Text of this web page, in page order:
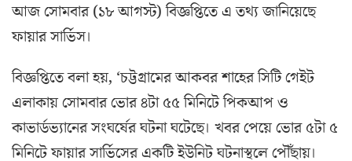
আজ সোমবার (১৮ আগস্ট) বিজ্ঞপ্তিতে এ তথ্য জানিয়েছে
ফায়ার সার্ভিস।
বিজ্ঞপ্তিতে বলা হয়, ‘চট্টগ্রামের আকবর শাহের সিটি গেইট
এলাকায় সোমবার ভোর ৪টা ৫৫ মিনিটে পিকআপ ও
কাভার্ডভ্যানের সংঘর্ষের ঘটনা ঘটেছে। খবর পেয়ে ভোর ৫টা ৫
মিনিটে ফায়ার সার্ভিসের একটি ইউনিট ঘটনাস্থলে পৌঁছায়।